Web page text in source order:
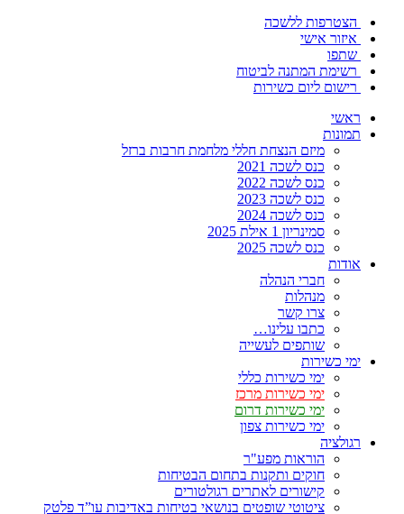
הצטרפות ללשכה
איזור אישי
שתפו
רשימת המתנה לביטוח
רישום ליום כשירות
ראשי
תמונות
מיזם הנצחת חללי מלחמת חרבות ברזל
כנס לשכה 2021
כנס לשכה 2022
כנס לשכה 2023
כנס לשכה 2024
סמינריון 1 אילת 2025
כנס לשכה 2025
אודות
חברי הנהלה
מנהלות
צרו קשר
כתבו עלינו…
שותפים לעשייה
ימי כשירות
ימי כשירות כללי
ימי כשירות מרכז
ימי כשירות דרום
ימי כשירות צפון
רגולציה
הוראות מפע"ר
חוקים ותקנות בתחום הבטיחות
קישורים לאתרים רגולטורים
ציטוטי שופטים בנושאי בטיחות באדיבות עו”ד פלטק